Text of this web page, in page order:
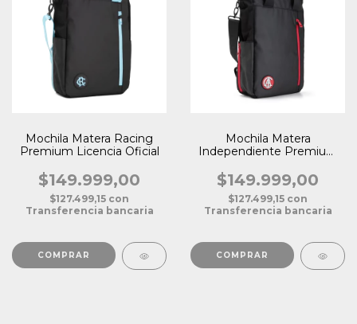
Mochila Matera Racing
Premium Licencia Oficial
$149.999,00
$127.499,15 con
Transferencia bancaria
Mochila Matera
Independiente Premium
$149.999,00
$127.499,15 con
Transferencia bancaria